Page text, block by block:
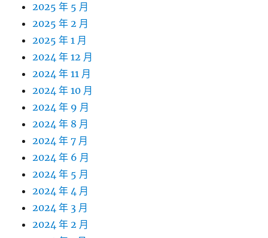
2025 年 5 月
2025 年 2 月
2025 年 1 月
2024 年 12 月
2024 年 11 月
2024 年 10 月
2024 年 9 月
2024 年 8 月
2024 年 7 月
2024 年 6 月
2024 年 5 月
2024 年 4 月
2024 年 3 月
2024 年 2 月